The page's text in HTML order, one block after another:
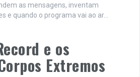
as mensagens, inventam
e quando o programa vai ao ar…
e os
Extremos